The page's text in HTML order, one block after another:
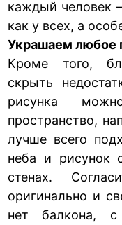
каждый человек
как у всех, а
Украшаем любое
Кроме того,
скрыть
рисунка
пространство,
лучше всего
неба и рисунок
стенах.
оригинально и
нет балкона, с